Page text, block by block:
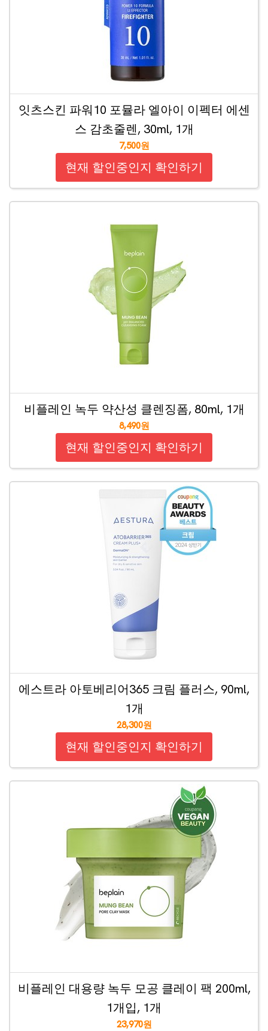
잇츠스킨 파워10 포뮬라 엘아이 이펙터 에센
스 감초줄렌, 30ml, 1개
7,500원
현재 할인중인지 확인하기
비플레인 녹두 약산성 클렌징폼, 80ml, 1개
8,490원
현재 할인중인지 확인하기
에스트라 아토베리어365 크림 플러스, 90ml,
1개
28,300원
현재 할인중인지 확인하기
비플레인 대용량 녹두 모공 클레이 팩 200ml,
1개입, 1개
23,970원